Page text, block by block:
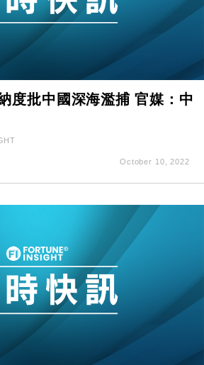
度批中國深海濫捕 官媒：中
October 10, 2022